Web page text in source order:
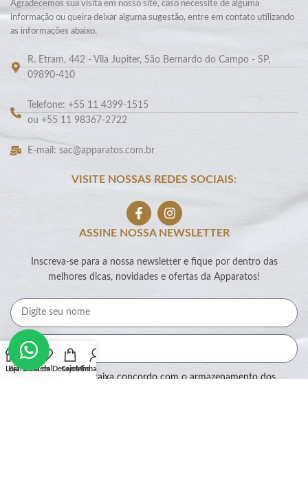
Agradecemos sua visita em nosso site, caso necessite de alguma
informação ou queira deixar alguma sugestão, entre em contato utilizando
as informações abaixo.
R. Etram, 442 - Vila Jupiter, São Bernardo do Campo - SP,
09890-410
Telefone: +55 11 4399-1515
ou +55 11 98367-2722
E-mail: sac@apparatos.com.br
VISITE NOSSAS REDES SOCIAIS:
ASSINE NOSSA NEWSLETTER
Inscreva-se para a nossa newsletter e fique por dentro das
melhores dicas, novidades e ofertas da Apparatos!
Ao marcar essa caixa concordo com o armazenamento dos
Loja
Barra Lateral
Lista de Desejos
CarrinhoMinha conta